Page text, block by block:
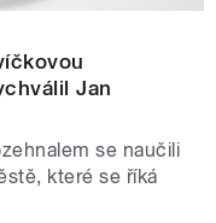
Jan
se naučili
které se říká